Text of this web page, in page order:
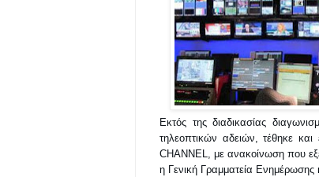
Εκτός της διαδικασίας
τηλεοπτικών αδειών, τέθηκε και
CHANNEL, με ανακοίνωση που
η Γενική Γραμματεία Ενημέρωσης